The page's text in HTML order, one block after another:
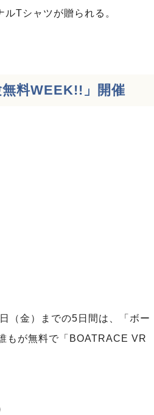
Tシャツが贈られる。
料WEEK!!」 開催
（金）までの5日間は、「ボー
もが無料で「BOATRACE VR